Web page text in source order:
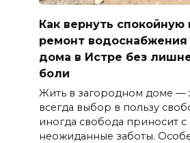
Как вернуть спокойную
ремонт водоснабжения
дома в Истре без
боли
Жить в загородном доме —
всегда выбор в пользу
иногда свобода приносит с
неожиданные заботы.